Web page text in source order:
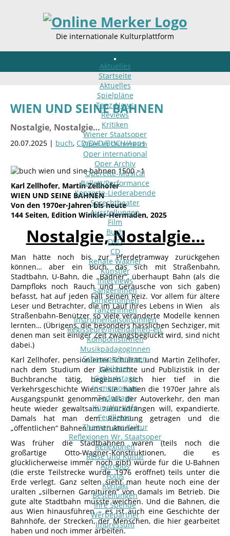
Die internationale Kulturplattform
Aktuelles
Startseite
Aktuelles
Spielpläne
Tanz-News
Reviews
Kritiken
Wiener Staatsoper
Oper in Österreich
Oper international
Oper Archiv
Operette-Musical
Ballett/Performance
Konzerte-Liederabende
Sprechtheater
Ausstellungen
Film
Buch
DVD
CD
Renate Wagner
Künstler
Interviews
SängerInnen
DirigentInnen
TänzerInnen
InstrumentalsolistInnen
Regisseure/Intendanten-etc
KomponistInnen
MusikpädagogInnen
SchauspielerInnen
Jubilaeen
Geburtstage
In memoriam
Todestage
Künstler-Info
Feuilleton
Themen zur Kultur
Reflexionen Wr. Staatsoper
Reflexionen
Reise und Kultur
Apropos
Fotos
Kontakt
Bestellungen
Ihre Spende
Werbepartner
Impressum
WIEN UND SEINE BAHNEN
Nostalgie, Nostalgie…
20.07.2025 | buch, CD/DVD/BUCH/Apps
Karl Zellhofer, Martin Zellhofer
WIEN UND SEINE BAHNEN
Von den 1970er-Jahren bis heute
144 Seiten, Edition Winkler-Hermaden, 2025
Nostalgie, Nostalgie…
Man hätte noch bis zur Pferdetramway zurückgehen
können… aber ein Buch, das sich mit Straßenbahn,
Stadtbahn, U-Bahn, die „Badner“, überhaupt Bahn (als die
Dampfloks noch Rauch und Geräusche von sich gaben)
befasst, hat auf jeden Fall seinen Reiz. Vor allem für ältere
Leser und Betrachter, die im Lauf ihres Lebens in Wien als
Straßenbahn-Benützer so viele veränderte Modelle kennen
lernten… (Übrigens, die besonders hässlichen Sechziger, mit
denen man seit einiger Zeit zwangsbeglückt wird, sind nicht
dabei.)
Karl Zellhofer, pensionierter Schulrat, und Martin Zellhofer,
nach dem Studium der Geschichte und Publizistik in der
Buchbranche tätig, begeben sich hier tief in die
Verkehrsgeschichte Wiens. Sie haben die 1970er Jahre als
Ausgangspunkt genommen, als der Autoverkehr, den man
heute wieder gewaltsam zurückdrängen will, expandierte.
Damals hat man dem Rechnung getragen und die
„öffentlichen“ Bahnen umstrukturiert..
Was früher die Stadtbahnen waren (teils noch die
großartige Otto-Wagner-Konstruktionen, die es
glücklicherweise immer noch gibt) wurde für die U-Bahnen
(die erste Teilstrecke wurde 1976 eröffnet) teils unter die
Erde verlegt. Ganz selten sieht man heute noch eine der
uralten „silbernen Garnituren“ von damals im Betrieb. Die
gute alte Stadtbahn musste weichen. Und die Bahnen, die
aus Wien hinausführen – es ist auch eine Geschichte der
Bahnhöfe, der Strecken, der Menschen, die hier gearbeitet
haben und noch immer arbeiten.